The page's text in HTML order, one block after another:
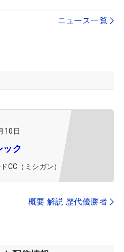
ニュース一覧
10日
ック
CC（ミシガン）
概要 解説 歴代優勝者